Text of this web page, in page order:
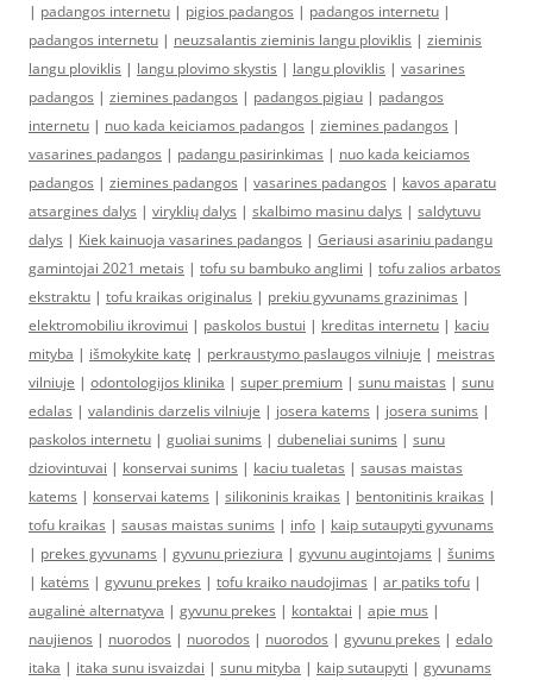
| padangos internetu | pigios padangos | padangos internetu |
padangos internetu | neuzsalantis zieminis langu ploviklis | zieminis
langu ploviklis | langu plovimo skystis | langu ploviklis | vasarines
padangos | ziemines padangos | padangos pigiau | padangos
internetu | nuo kada keiciamos padangos | ziemines padangos |
vasarines padangos | padangu pasirinkimas | nuo kada keiciamos
padangos | ziemines padangos | vasarines padangos | kavos aparatu
atsargines dalys | viryklių dalys | skalbimo masinu dalys | saldytuvu
dalys | Kiek kainuoja vasarines padangos | Geriausi asariniu padangu
gamintojai 2021 metais | tofu su bambuko anglimi | tofu zalios arbatos
ekstraktu | tofu kraikas originalus | prekiu gyvunams grazinimas |
elektromobiliu ikrovimui | paskolos bustui | kreditas internetu | kaciu
mityba | išmokykite katę | perkraustymo paslaugos vilniuje | meistras
vilniuje | odontologijos klinika | super premium | sunu maistas | sunu
edalas | valandinis darzelis vilniuje | josera katems | josera sunims |
paskolos internetu | guoliai sunims | dubeneliai sunims | sunu
dziovintuvai | konservai sunims | kaciu tualetas | sausas maistas
katems | konservai katems | silikoninis kraikas | bentonitinis kraikas |
tofu kraikas | sausas maistas sunims | info | kaip sutaupyti gyvunams
| prekes gyvunams | gyvunu prieziura | gyvunu augintojams | šunims
| katėms | gyvunu prekes | tofu kraiko naudojimas | ar patiks tofu |
augalinė alternatyva | gyvunu prekes | kontaktai | apie mus |
naujienos | nuorodos | nuorodos | nuorodos | gyvunu prekes | edalo
itaka | itaka sunu isvaizdai | sunu mityba | kaip sutaupyti | gyvunams